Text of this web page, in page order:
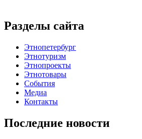
Разделы сайта
Этнопетербург
Этнотуризм
Этнопроекты
Этнотовары
События
Медиа
Контакты
Последние новости